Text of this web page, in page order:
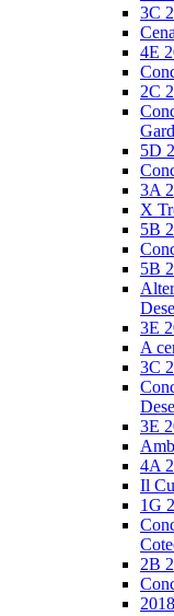
3C
4E
2C
5D
3A
X
5B
5B
3E
A
3C
3E
4A
Il
1G
2B